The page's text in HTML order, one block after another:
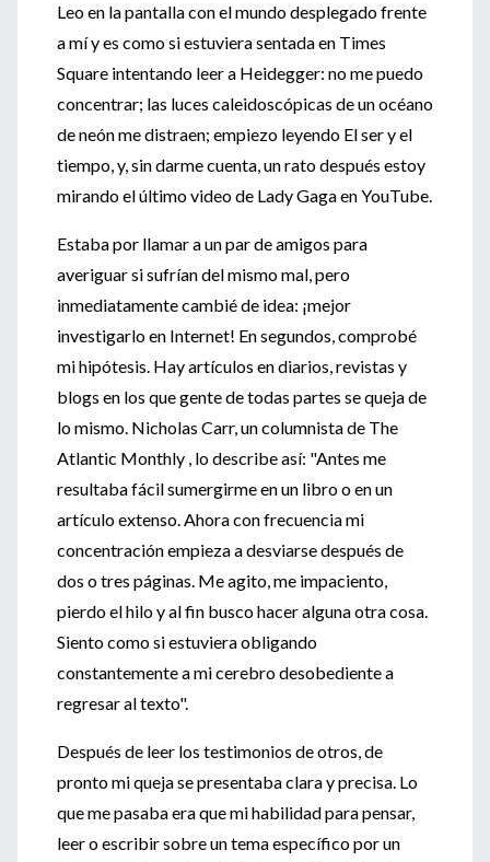
Leo en la pantalla con el mundo desplegado frente
a mí y es como si estuviera sentada en Times
Square intentando leer a Heidegger: no me puedo
concentrar; las luces caleidoscópicas de un océano
de neón me distraen; empiezo leyendo El ser y el
tiempo, y, sin darme cuenta, un rato después estoy
mirando el último video de Lady Gaga en YouTube.
Estaba por llamar a un par de amigos para
averiguar si sufrían del mismo mal, pero
inmediatamente cambié de idea: ¡mejor
investigarlo en Internet! En segundos, comprobé
mi hipótesis. Hay artículos en diarios, revistas y
blogs en los que gente de todas partes se queja de
lo mismo. Nicholas Carr, un columnista de The
Atlantic Monthly , lo describe así: "Antes me
resultaba fácil sumergirme en un libro o en un
artículo extenso. Ahora con frecuencia mi
concentración empieza a desviarse después de
dos o tres páginas. Me agito, me impaciento,
pierdo el hilo y al fin busco hacer alguna otra cosa.
Siento como si estuviera obligando
constantemente a mi cerebro desobediente a
regresar al texto".
Después de leer los testimonios de otros, de
pronto mi queja se presentaba clara y precisa. Lo
que me pasaba era que mi habilidad para pensar,
leer o escribir sobre un tema específico por un